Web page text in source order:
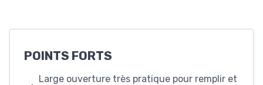
POINTS FORTS
Large ouverture très pratique pour remplir et